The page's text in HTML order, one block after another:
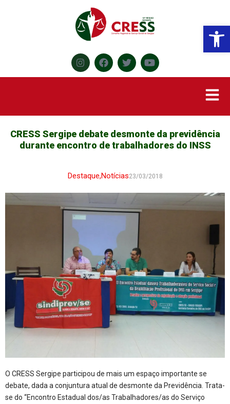
CRESS Sergipe debate desmonte da previdência
durante encontro de trabalhadores do INSS
Destaque,Notícias23/03/2018
O CRESS Sergipe participou de mais um espaço importante se
debate, dada a conjuntura atual de desmonte da Previdência. Trata-
se do “Encontro Estadual dos/as Trabalhadores/as do Serviço